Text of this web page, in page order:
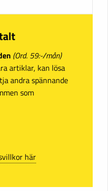
(Ord. 59:-/mån)
artiklar, kan lösa
andra spännande
som
här